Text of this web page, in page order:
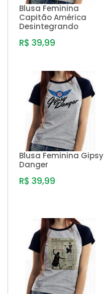
Blusa Feminina
Capitão América
Desintegrando
R$ 39,99
Blusa Feminina Gipsy
Danger
R$ 39,99